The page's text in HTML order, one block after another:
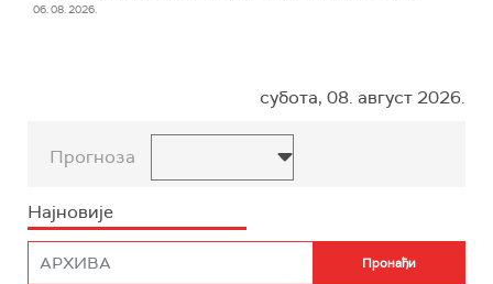
06. 08. 2026.
субота, 08. август 2026.
Прогноза
Најновије